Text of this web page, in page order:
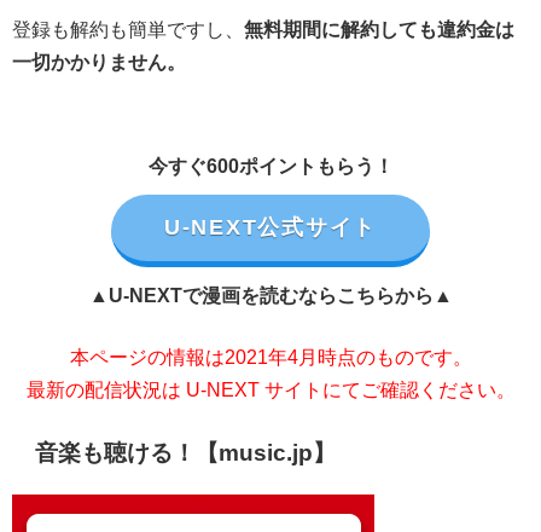
登録も解約も簡単ですし、 無料期間に解約しても違約金は
一切かかりません。
今すぐ600ポイントもらう！
U-NEXT公式サイト
▲U-NEXTで漫画を読むならこちらから▲
本ページの情報は2021年4月時点のものです。
最新の配信状況は U-NEXT サイトにてご確認ください。
音楽も聴ける！【music.jp】